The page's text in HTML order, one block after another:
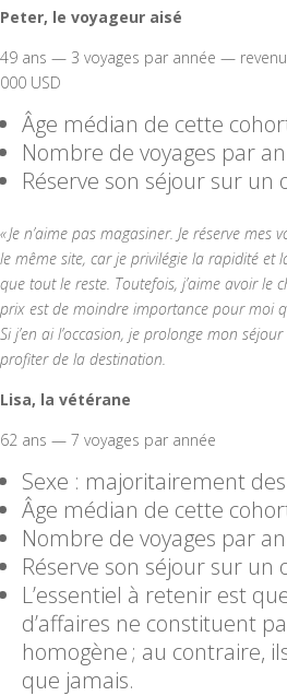
Peter, le voyageur aisé
49 ans — 3 voyages par année —
000 USD
Âge médian de cette
Nombre de voyages par
Réserve son séjour sur un
« Je n’aime pas magasiner. Je réserve mes
le même site, car je privilégie la rapidité et
que tout le reste. Toutefois, j’aime avoir le
prix est de moindre importance pour moi
Si j’en ai l’occasion, je prolonge mon
profiter de la destination.
Lisa, la vétérane
62 ans — 7 voyages par année
Sexe : majoritairement
Âge médian de cette
Nombre de voyages par
Réserve son séjour sur un
L’essentiel à retenir est
d’affaires ne constituent
homogène ; au contraire,
que jamais.